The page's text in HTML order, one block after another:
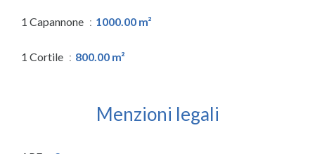
1 Capannone 1000.00 m²
1 Cortile 800.00 m²
Menzioni legali